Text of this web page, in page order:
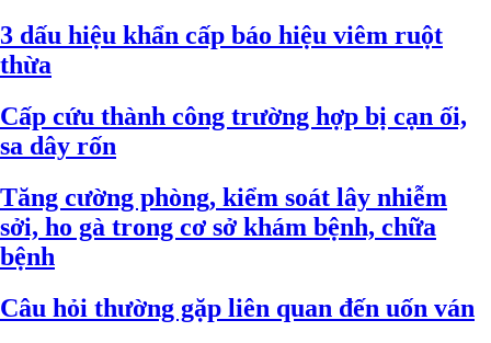
3 dấu hiệu khẩn cấp báo hiệu viêm ruột
thừa
Cấp cứu thành công trường hợp bị cạn ối,
sa dây rốn
Tăng cường phòng, kiểm soát lây nhiễm
sởi, ho gà trong cơ sở khám bệnh, chữa
bệnh
Câu hỏi thường gặp liên quan đến uốn ván